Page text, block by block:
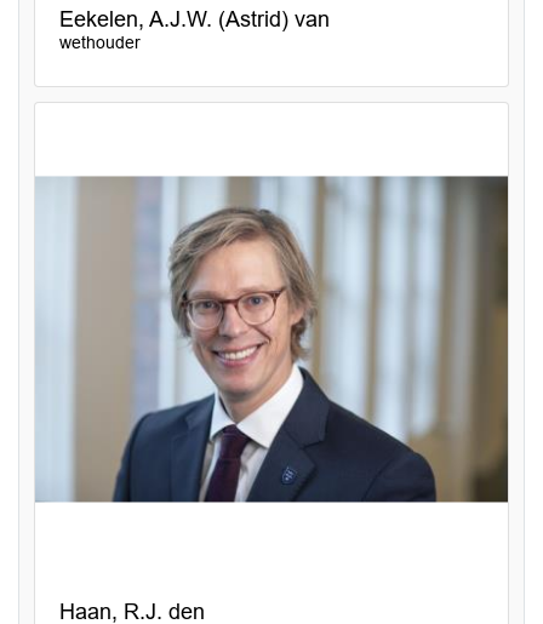
Eekelen, A.J.W. (Astrid) van
wethouder
Haan, R.J. den